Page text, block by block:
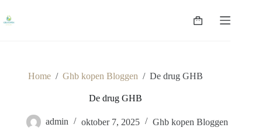
naar
de
Winkelwagen
Home / Ghb kopen Bloggen / De drug GHB
De drug GHB
admin oktober 7, 2025 Ghb kopen Bloggen